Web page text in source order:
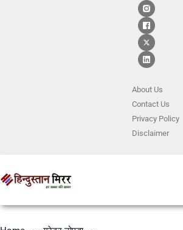
About Us
ContactUs
Privacy Policy
Disclaimer